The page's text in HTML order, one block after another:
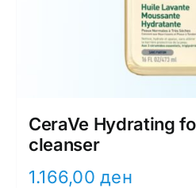
CeraVe Hydrating
cleanser
1.166,00ден